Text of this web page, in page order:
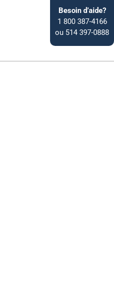
Besoin d’aide?
1 800 387-4166
ou 514 397-0888